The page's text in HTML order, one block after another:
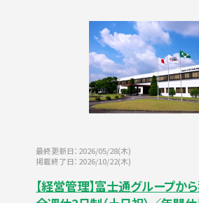
最終更新日：2026/05/28(木)
掲載終了日：2026/10/22(木)
【経営管理】富士通グループ